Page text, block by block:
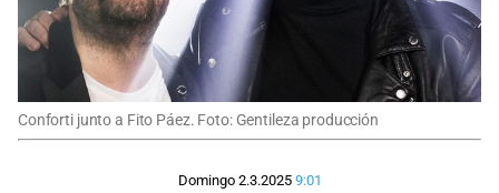
Conforti junto a Fito Páez. Foto: Gentileza producción
Domingo 2.3.2025 9:01